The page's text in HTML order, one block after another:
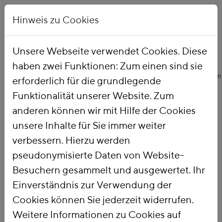
Startseite Unsere Arbeit Themen Ökologische Finanzreform
Ökologische
Finanzreform
Mit einer
Ökologischen
Finanzreform
nutzen wir die Steuer-
Hinweis zu Cookies
Unsere Webseite verwendet Cookies. Diese
haben zwei Funktionen: Zum einen sind sie
erforderlich für die grundlegende
Funktionalität unserer Website. Zum
anderen können wir mit Hilfe der Cookies
unsere Inhalte für Sie immer weiter
verbessern. Hierzu werden
pseudonymisierte Daten von Website-
Besuchern gesammelt und ausgewertet. Ihr
Einverständnis zur Verwendung der
Cookies können Sie jederzeit widerrufen.
Weitere Informationen zu Cookies auf